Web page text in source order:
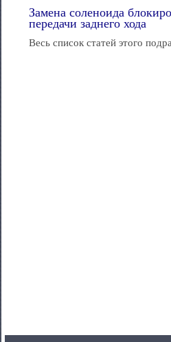
Замена соленоида
передачи заднего хода
Весь список статей этого